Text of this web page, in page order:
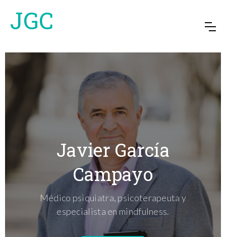
JGC
Javier García
Campayo
Médico psiquiatra, psicoterapeuta y
especialista en mindfulness.